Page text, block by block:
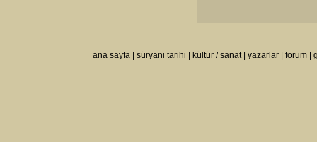
ana sayfa süryani tarihi kültür / sanat| yazarlar forum